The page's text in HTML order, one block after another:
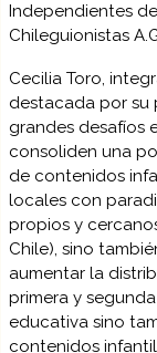
Independientes
Chileguionistas
Cecilia Toro,
destacada por su
grandes desafíos
consoliden una
de contenidos
locales con
propios y
Chile), sino
aumentar la
primera y
educativa sino
contenidos